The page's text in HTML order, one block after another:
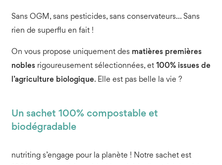
Sans OGM, sans pesticides, sans conservateurs… Sans
rien de superflu en fait !
On vous propose uniquement des matières premières
noblesrigoureusement sélectionnées, et 100% issues de
l’agriculture biologique. Elle est pas belle la vie ?
Un sachet 100% compostable et
biodégradable
nutriting s’engage pour la planète ! Notre sachet est